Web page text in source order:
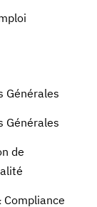
Générales
Générales
de
Compliance